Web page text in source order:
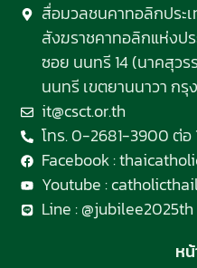
สื่อมวลชนคาทอลิกประ
สังฆราชคาทอลิกแห่งปร
ซอย นนทรี 14 (นาคสุว
นนทรี เขตยานนาวา กรุ
it@csct.or.th
โทร. 0-2681-3900 ต่อ
Facebook :
Youtube :
Line : @jubilee2025th
ห